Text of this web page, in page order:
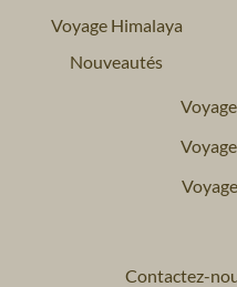
Voyage Himalaya
Nouveautés
Contactez-